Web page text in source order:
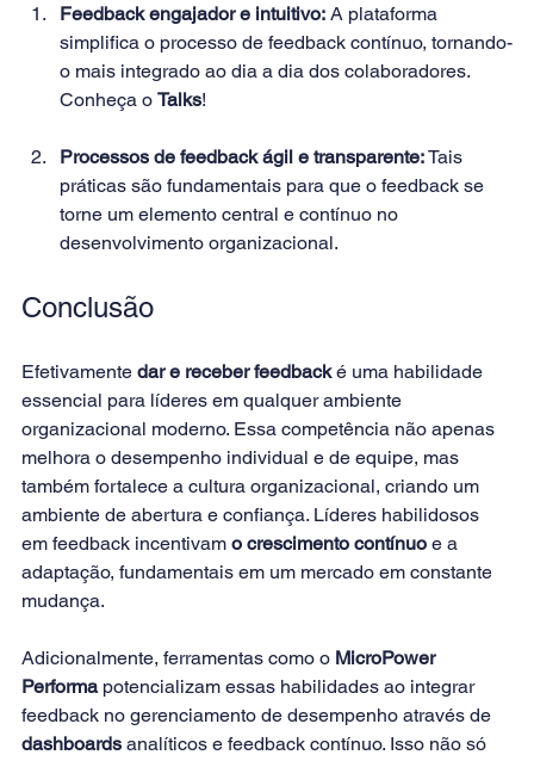
Feedback engajador e intuitivo: A plataforma
simplifica o processo de feedback contínuo, tornando-
o mais integrado ao dia a dia dos colaboradores.
Conheça o Talks!
Processos de feedback ágil e transparente: Tais
práticas são fundamentais para que o feedback se
torne um elemento central e contínuo no
desenvolvimento organizacional.
Conclusão
Efetivamente dar e receber feedback é uma habilidade
essencial para líderes em qualquer ambiente
organizacional moderno. Essa competência não apenas
melhora o desempenho individual e de equipe, mas
também fortalece a cultura organizacional, criando um
ambiente de abertura e confiança. Líderes habilidosos
em feedback incentivam o crescimento contínuo e a
adaptação, fundamentais em um mercado em constante
mudança.
Adicionalmente, ferramentas como o MicroPower
Performa potencializam essas habilidades ao integrar
feedback no gerenciamento de desempenho através de
dashboards analíticos e feedback contínuo. Isso não só